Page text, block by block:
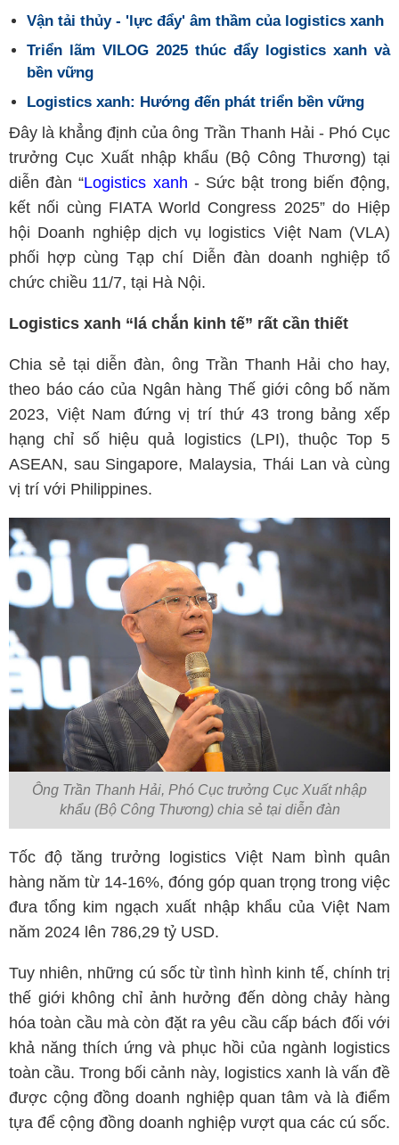
Vận tải thủy - 'lực đẩy' âm thầm của logistics xanh
Triển lãm VILOG 2025 thúc đẩy logistics xanh và
bền vững
Logistics xanh: Hướng đến phát triển bền vững
Đây là khẳng định của ông Trần Thanh Hải - Phó Cục
trưởng Cục Xuất nhập khẩu (Bộ Công Thương) tại
diễn đàn “Logistics xanh - Sức bật trong biến động,
kết nối cùng FIATA World Congress 2025” do Hiệp
hội Doanh nghiệp dịch vụ logistics Việt Nam (VLA)
phối hợp cùng Tạp chí Diễn đàn doanh nghiệp tổ
chức chiều 11/7, tại Hà Nội.
Logistics xanh “lá chắn kinh tế” rất cần thiết
Chia sẻ tại diễn đàn, ông Trần Thanh Hải cho hay,
theo báo cáo của Ngân hàng Thế giới công bố năm
2023, Việt Nam đứng vị trí thứ 43 trong bảng xếp
hạng chỉ số hiệu quả logistics (LPI), thuộc Top 5
ASEAN, sau Singapore, Malaysia, Thái Lan và cùng
vị trí với Philippines.
Ông Trần Thanh Hải, Phó Cục trưởng Cục Xuất nhập
khẩu (Bộ Công Thương) chia sẻ tại diễn đàn
Tốc độ tăng trưởng logistics Việt Nam bình quân
hàng năm từ 14-16%, đóng góp quan trọng trong việc
đưa tổng kim ngạch xuất nhập khẩu của Việt Nam
năm 2024 lên 786,29 tỷ USD.
Tuy nhiên, những cú sốc từ tình hình kinh tế, chính trị
thế giới không chỉ ảnh hưởng đến dòng chảy hàng
hóa toàn cầu mà còn đặt ra yêu cầu cấp bách đối với
khả năng thích ứng và phục hồi của ngành logistics
toàn cầu. Trong bối cảnh này, logistics xanh là vấn đề
được cộng đồng doanh nghiệp quan tâm và là điểm
tựa để cộng đồng doanh nghiệp vượt qua các cú sốc.